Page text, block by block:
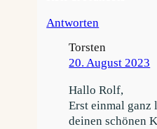
Antworten
Torsten
20. August 2023
Hallo Rolf,
Erst einmal ganz
deinen schönen